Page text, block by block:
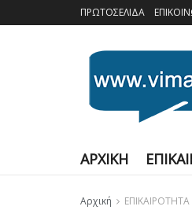
ΠΡΩΤΟΣΕΛΙΔΑ
ΑΡΧΙΚΗ
Αρχική ΕΠΙΚΑΙΡΟΤΗΤΑ